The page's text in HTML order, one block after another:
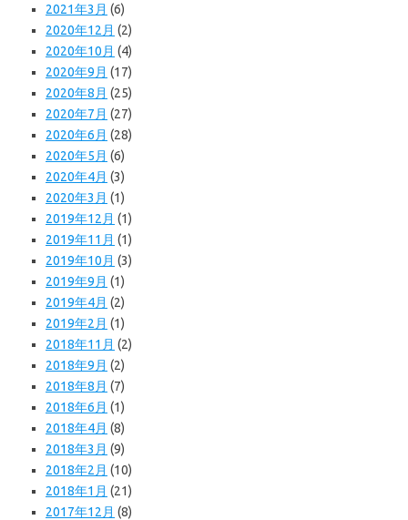
2021年3月 (6)
2020年12月 (2)
2020年10月 (4)
2020年9月 (17)
2020年8月 (25)
2020年7月 (27)
2020年6月 (28)
2020年5月 (6)
2020年4月 (3)
2020年3月 (1)
2019年12月 (1)
2019年11月 (1)
2019年10月 (3)
2019年9月 (1)
2019年4月 (2)
2019年2月 (1)
2018年11月 (2)
2018年9月 (2)
2018年8月 (7)
2018年6月 (1)
2018年4月 (8)
2018年3月 (9)
2018年2月 (10)
2018年1月 (21)
2017年12月 (8)